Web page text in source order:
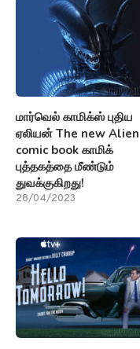
மார்வெல் காமிக்ஸ் புதிய
ஏலியன் The new Alien
comic book காமிக்
புத்தகத்தை மீண்டும்
துவக்குகிறது!
28/04/2023